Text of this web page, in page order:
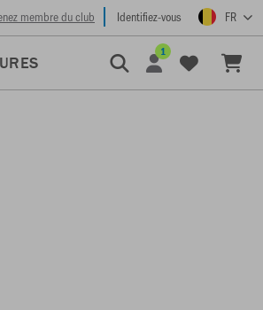
membre du club Identifiez-vous FR
1